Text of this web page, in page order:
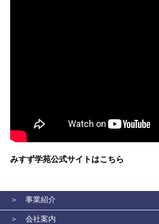
みすず学苑公式サイトはこちら
＞ 事業紹介
＞ 会社案内